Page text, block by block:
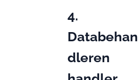
4.
Databehan
dleren